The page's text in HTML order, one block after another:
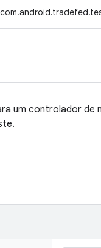
um controlador